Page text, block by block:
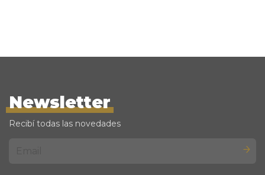
Newsletter
Recibí todas las novedades